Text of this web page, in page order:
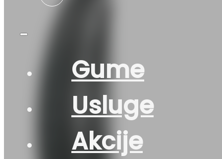
Gume
Usluge
Akcije